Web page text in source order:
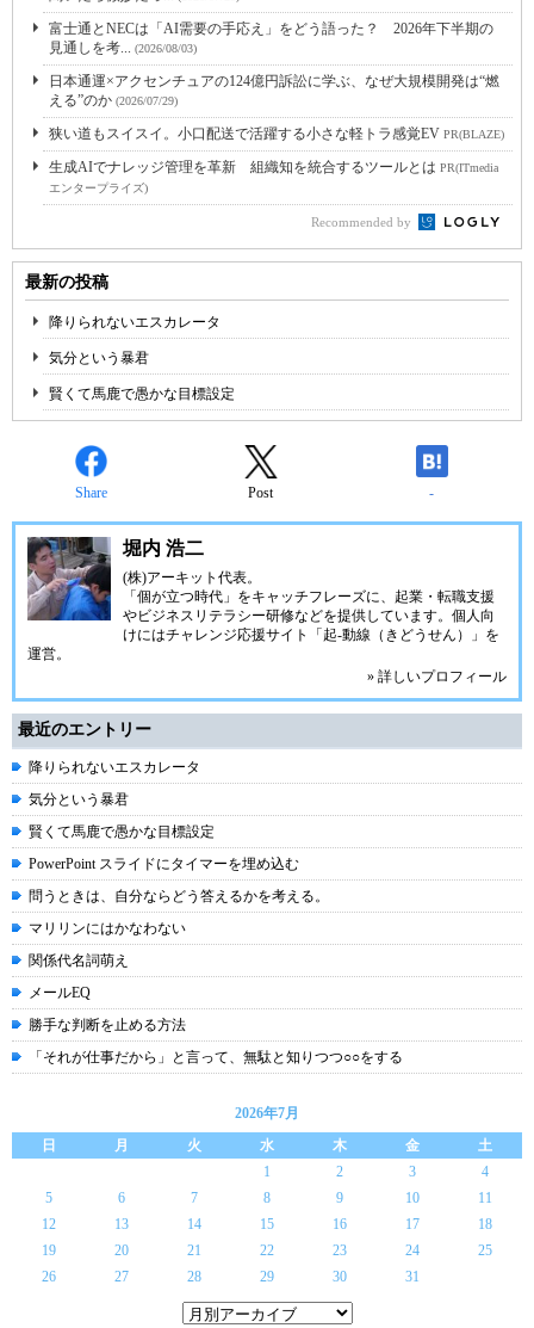
富士通とNECは「AI需要の手応え」をどう語った？ 2026年下半期の
見通しを考... (2026/08/03)
日本通運×アクセンチュアの124億円訴訟に学ぶ、なぜ大規模開発は“燃
える”のか (2026/07/29)
狭い道もスイスイ。小口配送で活躍する小さな軽トラ感覚EV PR(BLAZE)
生成AIでナレッジ管理を革新 組織知を統合するツールとは PR(ITmedia
エンタープライズ)
Recommended by
最新の投稿
降りられないエスカレータ
気分という暴君
賢くて馬鹿で愚かな目標設定
Share Post -
堀内 浩二
(株)アーキット代表。
「個が立つ時代」をキャッチフレーズに、起業・転職支援
やビジネスリテラシー研修などを提供しています。個人向
けにはチャレンジ応援サイト「 起-動線 （きどうせん）」を
運営。
» 詳しいプロフィール
最近のエントリー
降りられないエスカレータ
気分という暴君
賢くて馬鹿で愚かな目標設定
PowerPoint スライドにタイマーを埋め込む
問うときは、自分ならどう答えるかを考える。
マリリンにはかなわない
関係代名詞萌え
メールEQ
勝手な判断を止める方法
「それが仕事だから」と言って、無駄と知りつつ○○をする
2026年7月
日
月 火 水 木 金
土
1
2 3
4
5
6 7 8 9 10
11
12
13 14 15 16 17
18
19
20 21 22 23 24
25
26
27 28 29 30 31